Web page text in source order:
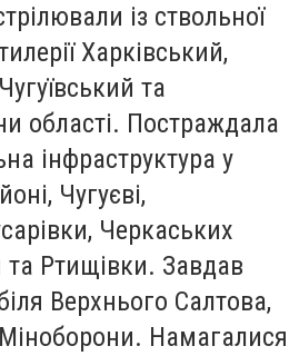
із ствольної
Харківський,
та
області. Постраждала
інфраструктура у
Чугуєві,
Черкаських
та Ртищівки. Завдав
Верхнього Салтова,
Намагалися